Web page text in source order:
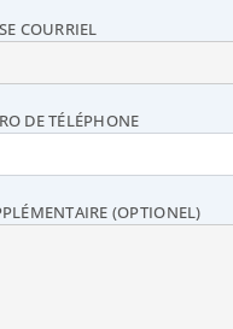
COURRIEL
DE TÉLÉPHONE
(OPTIONEL)